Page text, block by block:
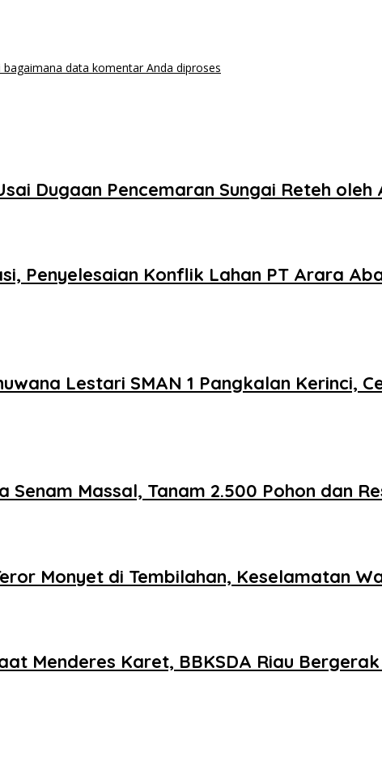
bagaimana data komentar Anda diproses
Dugaan Pencemaran Sungai Reteh
Penyelesaian Konflik Lahan PT Arara
Lestari SMAN 1 Pangkalan Kerinci,
Senam Massal, Tanam 2.500 Pohon dan
Monyet di Tembilahan, Keselamatan
Menderes Karet, BBKSDA Riau